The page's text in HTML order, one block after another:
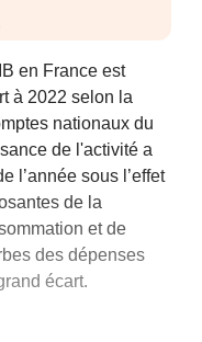
en France est
à 2022 selon la
nationaux du
de l'activité a
l’année sous l’effet
de la
et de
des dépenses
écart.